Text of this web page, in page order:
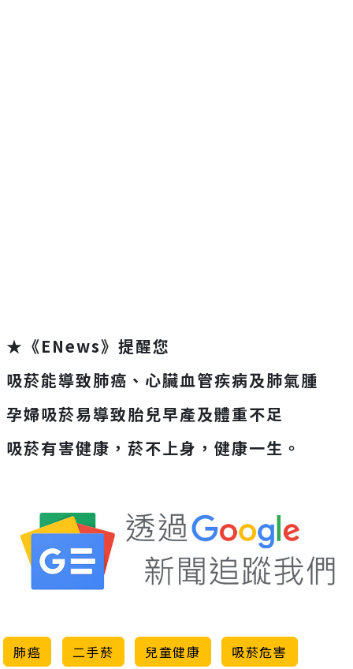
★《ENews》提醒您
吸菸能導致肺癌、心臟血管疾病及肺氣腫
孕婦吸菸易導致胎兒早產及體重不足
吸菸有害健康，菸不上身，健康一生。
肺癌 二手菸 兒童健康
吸菸危害